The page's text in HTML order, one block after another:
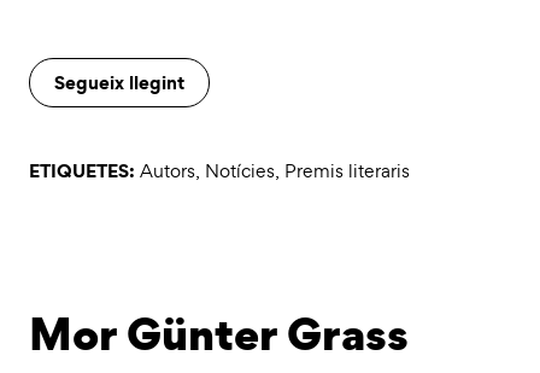
Segueix llegint
ETIQUETES: Autors, Notícies, Premis literaris
Mor Günter Grass